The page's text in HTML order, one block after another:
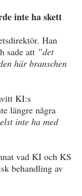
inte ha skett
Han
sade att ”det
här branschen
KI:s
längre några
inte ha med
vad KI och KS
behandling av